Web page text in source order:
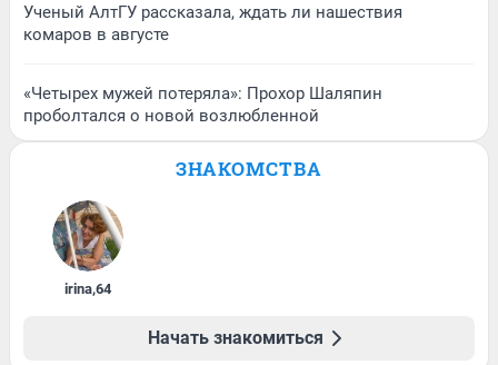
Ученый АлтГУ рассказала, ждать ли нашествия
комаров в августе
«Четырех мужей потеряла»: Прохор Шаляпин
проболтался о новой возлюбленной
ЗНАКОМСТВА
irina,64
Начать знакомиться